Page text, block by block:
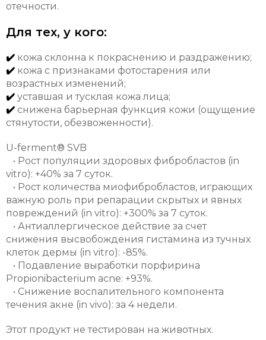
отечности.
Для тех, у кого:
✔️ кожа склонна к покраснению и раздражению;
✔️ кожа с признаками фотостарения или
возрастных изменений;
✔️ уставшая и тусклая кожа лица;
✔️ снижена барьерная функция кожи (ощущение
стянутости, обезвоженности).
U-ferment® SVB
• Рост популяции здоровых фибробластов (in
vitro): +40% за 7 суток.
• Рост количества миофибробластов, играющих
важную роль при репарации скрытых и явных
повреждений (in vitro): +300% за 7 суток.
• Антиаллергическое действие за счет
снижения высвобождения гистамина из тучных
клеток дермы (in vitro): -85%.
• Подавление выработки порфирина
Propionibacterium acne: +93%.
• Снижение воспалительного компонента
течения акне (in vivo): за 4 недели.
Этот продукт не тестирован на животных.